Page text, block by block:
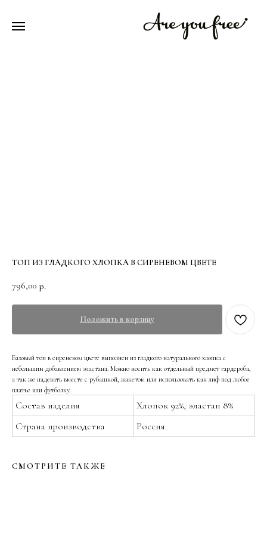
ТОП ИЗ ГЛАДКОГО ХЛОПКА В СИРЕНЕВОМ ЦВЕТЕ
796,00 р.
Положить в корзину
Базовый топ в сиреневом цвете выполнен из гладкого натурального хлопка с
небольшим добавлением эластана. Можно носить как отдельный предмет гардероба,
а так же надевать вместе с рубашкой, жакетом или использовать как лиф под любое
платье или футболку.
Состав изделия
Хлопок 92%, эластан 8%
Страна производства
Россия
СМОТРИТЕ ТАКЖЕ